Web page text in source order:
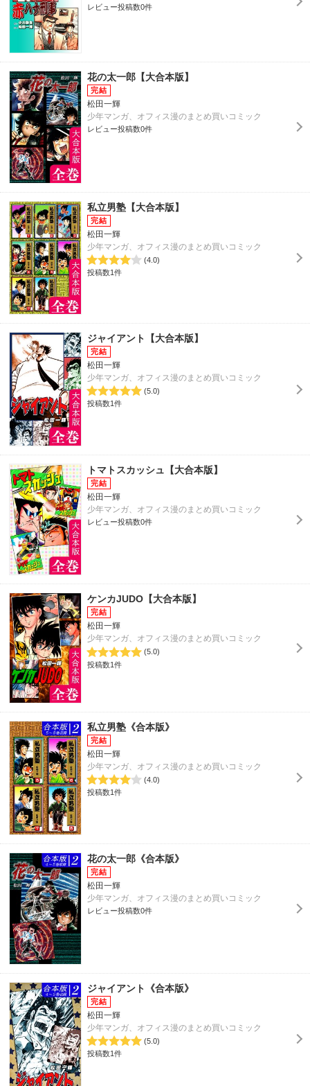
レビュー投稿数0件
花の太一郎【大合本版】
松田一輝
少年マンガ、オフィス漫のまとめ買いコミック
レビュー投稿数0件
私立男塾【大合本版】
松田一輝
少年マンガ、オフィス漫のまとめ買いコミック
(4.0)
投稿数1件
ジャイアント【大合本版】
松田一輝
少年マンガ、オフィス漫のまとめ買いコミック
(5.0)
投稿数1件
トマトスカッシュ【大合本版】
松田一輝
少年マンガ、オフィス漫のまとめ買いコミック
レビュー投稿数0件
ケンカJUDO【大合本版】
松田一輝
少年マンガ、オフィス漫のまとめ買いコミック
(5.0)
投稿数1件
私立男塾《合本版》
松田一輝
少年マンガ、オフィス漫のまとめ買いコミック
(4.0)
投稿数1件
花の太一郎《合本版》
松田一輝
少年マンガ、オフィス漫のまとめ買いコミック
レビュー投稿数0件
ジャイアント《合本版》
松田一輝
少年マンガ、オフィス漫のまとめ買いコミック
(5.0)
投稿数1件